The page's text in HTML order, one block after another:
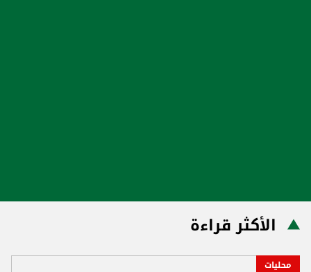
الأكثر قراءة
محليات